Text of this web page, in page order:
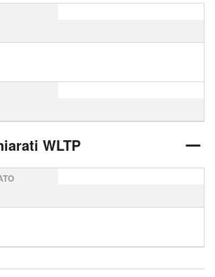
WLTP